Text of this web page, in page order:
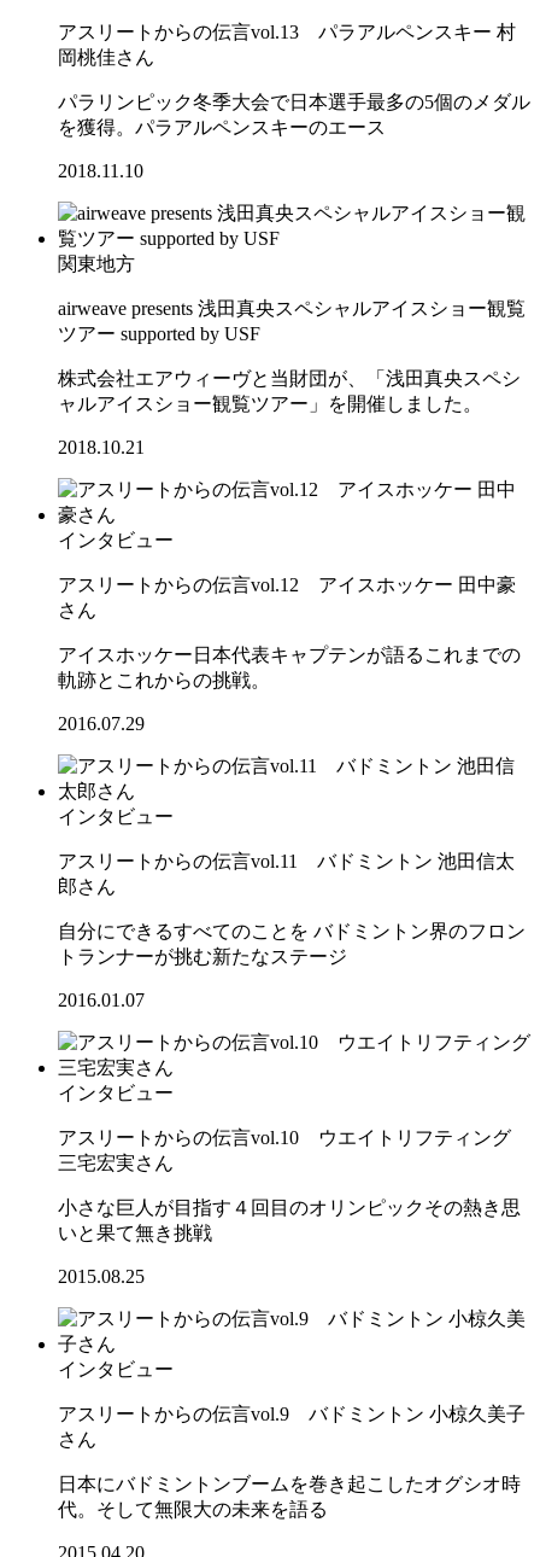
アスリートからの伝言vol.13 パラアルペンスキー 村
岡桃佳さん
パラリンピック冬季大会で日本選手最多の5個のメダル
を獲得。パラアルペンスキーのエース
2018.11.10
関東地方
airweave presents 浅田真央スペシャルアイスショー観覧
ツアー supported by USF
株式会社エアウィーヴと当財団が、「浅田真央スペシ
ャルアイスショー観覧ツアー」を開催しました。
2018.10.21
インタビュー
アスリートからの伝言vol.12 アイスホッケー 田中豪
さん
アイスホッケー日本代表キャプテンが語るこれまでの
軌跡とこれからの挑戦。
2016.07.29
インタビュー
アスリートからの伝言vol.11 バドミントン 池田信太
郎さん
自分にできるすべてのことを バドミントン界のフロン
トランナーが挑む新たなステージ
2016.01.07
インタビュー
アスリートからの伝言vol.10 ウエイトリフティング
三宅宏実さん
小さな巨人が目指す４回目のオリンピックその熱き思
いと果て無き挑戦
2015.08.25
インタビュー
アスリートからの伝言vol.9 バドミントン 小椋久美子
さん
日本にバドミントンブームを巻き起こしたオグシオ時
代。そして無限大の未来を語る